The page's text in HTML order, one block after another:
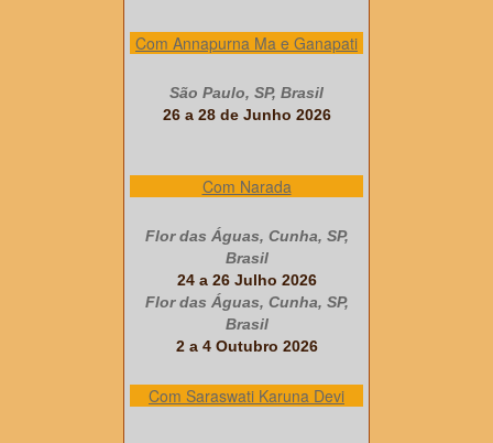
Com Annapurna Ma e Ganapati
São Paulo, SP, Brasil
26 a 28 de Junho 2026
Com Narada
Flor das Águas, Cunha, SP,
Brasil
24 a 26 Julho 2026
Flor das Águas, Cunha, SP,
Brasil
2 a 4 Outubro 2026
Com Saraswati Karuna Devi